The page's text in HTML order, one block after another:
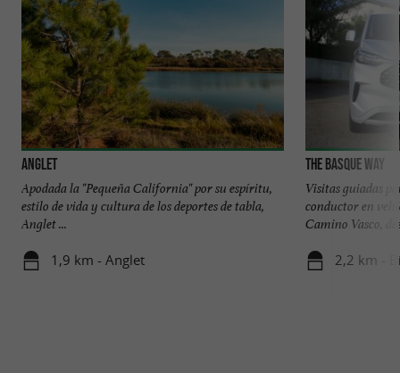
Anglet
Apodada la "Pequeña California" por su espíritu,
estilo de vida y cultura de los deportes de tabla,
Anglet ...
1,9 km - Anglet
The Basque Way
Visitas guiadas
conductor en
Camino Vasco,
2,2 km -